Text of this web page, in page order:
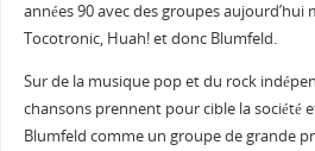
années 90 avec des groupes aujourd’hui
Tocotronic, Huah! et donc Blumfeld.
Sur de la musique pop et du rock
chansons prennent pour cible la société
Blumfeld comme un groupe de grande